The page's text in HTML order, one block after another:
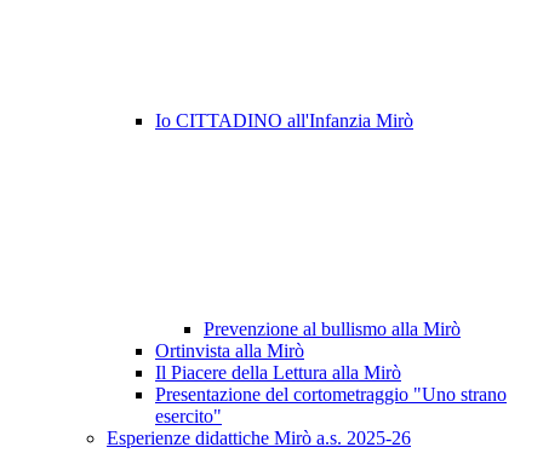
Io CITTADINO all'Infanzia Mirò
Prevenzione al bullismo alla Mirò
Ortinvista alla Mirò
Il Piacere della Lettura alla Mirò
Presentazione del cortometraggio "Uno strano
esercito"
Esperienze didattiche Mirò a.s. 2025-26